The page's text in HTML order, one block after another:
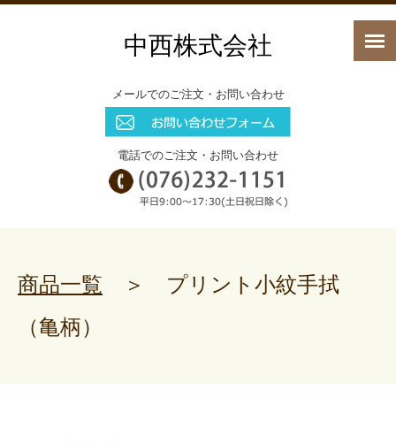
中西株式会社
メールでのご注文・お問い合わせ
電話でのご注文・お問い合わせ
商品一覧 ＞ プリント小紋手拭
（亀柄）